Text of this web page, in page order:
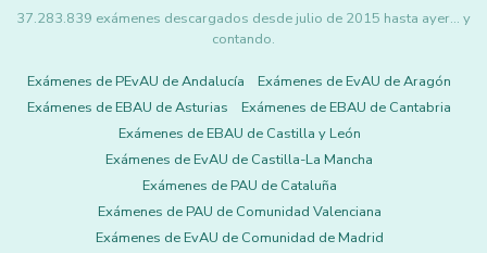
37.283.839 exámenes descargados desde julio de 2015 hasta ayer... y
contando.
Exámenes de PEvAU de Andalucía
Exámenes de EvAU de Aragón
Exámenes de EBAU de Asturias
Exámenes de EBAU de Cantabria
Exámenes de EBAU de Castilla y León
Exámenes de EvAU de Castilla-La Mancha
Exámenes de PAU de Cataluña
Exámenes de PAU de Comunidad Valenciana
Exámenes de EvAU de Comunidad de Madrid